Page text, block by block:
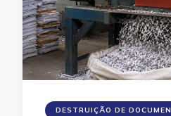
DESTRUIÇÃO DE